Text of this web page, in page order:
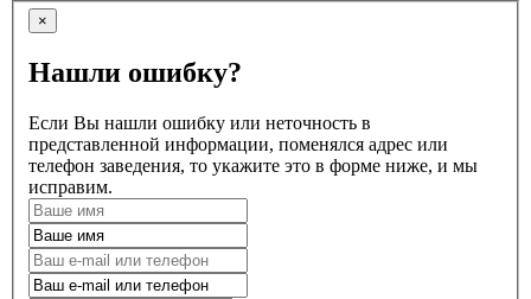
×
Нашли ошибку?
Если Вы нашли ошибку или неточность в
представленной информации, поменялся адрес или
телефон заведения, то укажите это в форме ниже, и мы
исправим.